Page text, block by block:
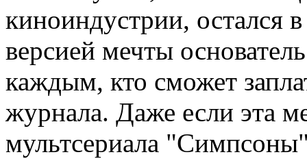
киноиндустрии, остался
версией мечты
каждым, кто сможет
журнала. Даже если эта
мультсериала